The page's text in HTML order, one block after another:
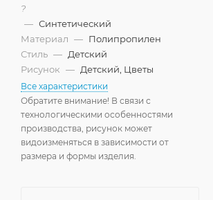
?
— Синтетический
Материал — Полипропилен
Стиль — Детский
Рисунок — Детский, Цветы
Все характеристики
Обратите внимание! В связи с
технологическими особенностями
производства, рисунок может
видоизменяться в зависимости от
размера и формы изделия.